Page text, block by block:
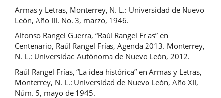
Armas y Letras, Monterrey, N. L.: Universidad de Nuevo
León, Año III. No. 3, marzo, 1946.
Alfonso Rangel Guerra, “Raúl Rangel Frías” en
Centenario, Raúl Rangel Frías, Agenda 2013. Monterrey,
N. L.: Universidad Autónoma de Nuevo León, 2012.
Raúl Rangel Frías, “La idea histórica” en Armas y Letras,
Monterrey, N. L.: Universidad de Nuevo León, Año XII,
Núm. 5, mayo de 1945.